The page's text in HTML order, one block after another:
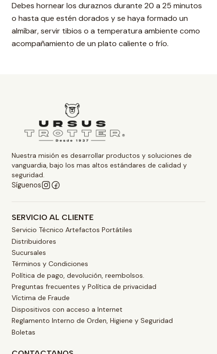
Debes hornear los duraznos durante 20 a 25 minutos
o hasta que estén dorados y se haya formado un
almíbar, servir tibios o a temperatura ambiente como
acompañamiento de un plato caliente o frío.
Nuestra misión es desarrollar productos y soluciones de
vanguardia, bajo los mas altos estándares de calidad y
seguridad.
Síguenos
SERVICIO AL CLIENTE
Servicio Técnico Artefactos Portátiles
Distribuidores
Sucursales
Términos y Condiciones
Política de pago, devolución, reembolsos.
Preguntas frecuentes y Política de privacidad
Víctima de Fraude
Dispositivos con acceso a Internet
Reglamento Interno de Orden, Higiene y Seguridad
Boletas